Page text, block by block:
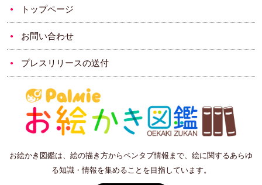
トップページ
お問い合わせ
プレスリリースの送付
お絵かき図鑑は、絵の描き方からペンタブ情報まで、絵に関するあらゆ
る知識・情報を集めることを目指しています。